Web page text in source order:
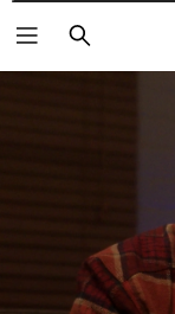
Rechercher